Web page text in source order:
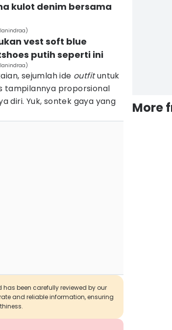
kulot denim bersama
vest soft blue
putih seperti ini
sejumlah ide outfituntuk
tampilannya proporsional
diri. Yuk, sontek gaya yang
been carefully reviewed by our
and reliable information, ensuring
More